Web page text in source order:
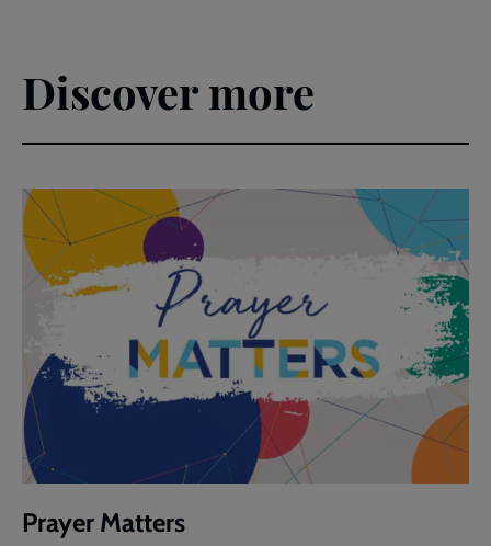
Discover more
Prayer Matters